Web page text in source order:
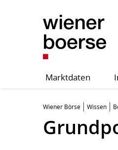
Marktdaten
Wiener Börse Wissen